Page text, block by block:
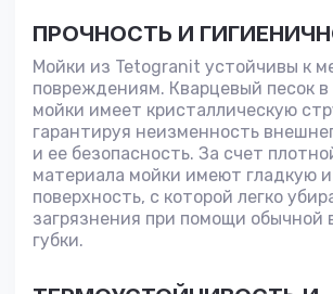
ПРОЧНОСТЬ И
Мойки из Tetogranit устойчивы к
повреждениям. Кварцевый песок в
мойки имеет кристаллическую
гарантируя неизменность
и ее безопасность. За счет
материала мойки имеют гладкую
поверхность, с которой легко
загрязнения при помощи обычной
губки.